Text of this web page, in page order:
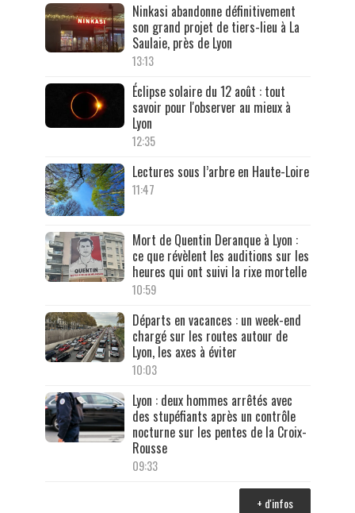
Ninkasi abandonne définitivement
son grand projet de tiers-lieu à La
Saulaie, près de Lyon
13:13
Éclipse solaire du 12 août : tout
savoir pour l'observer au mieux à
Lyon
12:35
Lectures sous l’arbre en Haute-Loire
11:47
Mort de Quentin Deranque à Lyon :
ce que révèlent les auditions sur les
heures qui ont suivi la rixe mortelle
10:59
Départs en vacances : un week-end
chargé sur les routes autour de
Lyon, les axes à éviter
10:03
Lyon : deux hommes arrêtés avec
des stupéfiants après un contrôle
nocturne sur les pentes de la Croix-
Rousse
09:33
+ d'infos